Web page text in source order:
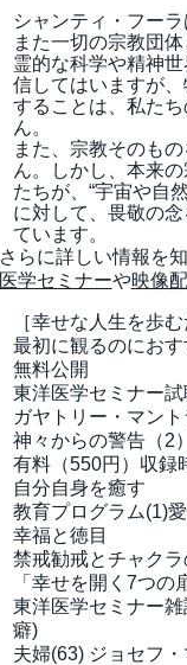
シャンティ・フーラ
また一切の宗教団体
霊的な科学や精神
信してはいますが
することは、私た
ん。
また、宗教そのも
ん。しかし、本来
たちが、“宇宙や自
に対して、畏敬の念
ています。
さらに詳しい情報を
医学セミナーや映像
［幸せな人生を歩む
最初に観るのにお
無料公開
東洋医学セミナー試
ガヤトリー・マン
神々からの警告（2）
有料（550円） 収録
自分自身を癒す
教育プログラム(1)
幸福と徳目
禁戒勧戒とチャク
「幸せを開く7つの
東洋医学セミナー
癖)
夫婦(63) ジョセフ